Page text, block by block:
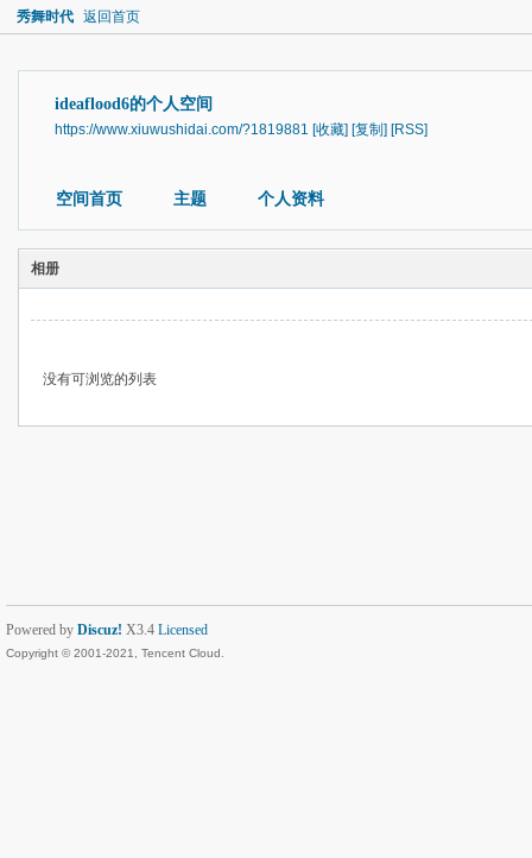
秀舞时代 返回首页
ideaflood6的个人空间
https://www.xiuwushidai.com/?1819881 [收藏] [复制] [RSS]
空间首页 主题 个人资料
相册
没有可浏览的列表
Powered by Discuz! X3.4 Licensed
Copyright © 2001-2021, Tencent Cloud.